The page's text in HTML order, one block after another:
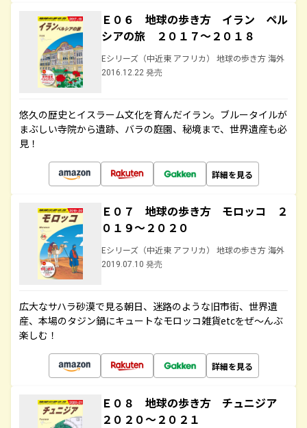
Ｅ０６ 地球の歩き方 イラン ペル
シアの旅 ２０１７～２０１８
Eシリーズ（中近東 アフリカ） 地球の歩き方 海外
2016.12.22 発売
悠久の歴史とイスラーム文化を育んだイラン。ブルータイルが
まぶしい寺院から遺跡、バラの庭園、秘境まで、世界遺産も必
見！
詳細を見る
Ｅ０７ 地球の歩き方 モロッコ ２
０１９～２０２０
Eシリーズ（中近東 アフリカ） 地球の歩き方 海外
2019.07.10 発売
広大なサハラ砂漠で見る朝日、迷路のような旧市街、世界遺
産、本場のタジン鍋にキュートなモロッコ雑貨etcをぜ～んぶ
楽しむ！
詳細を見る
Ｅ０８ 地球の歩き方 チュニジア
２０２０～２０２１